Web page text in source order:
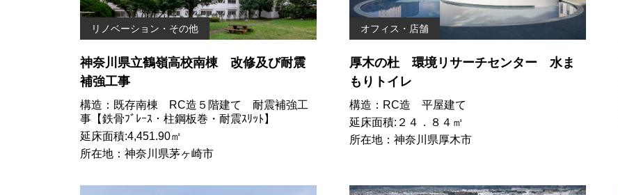
リノベーション・その他
神奈川県立鶴嶺高校南棟 改修及び耐震
補強工事
構造：既存南棟 RC造５階建て 耐震補強工
事【鉄骨ﾌﾞﾚｰｽ・柱鋼板巻・耐震ｽﾘｯﾄ】
延床面積:4,451.90㎡
所在地：神奈川県茅ヶ崎市
オフィス・店舗
厚木の杜 環境リサーチセンター 水ま
もりトイレ
構造：RC造 平屋建て
延床面積:２４．８４㎡
所在地：神奈川県厚木市